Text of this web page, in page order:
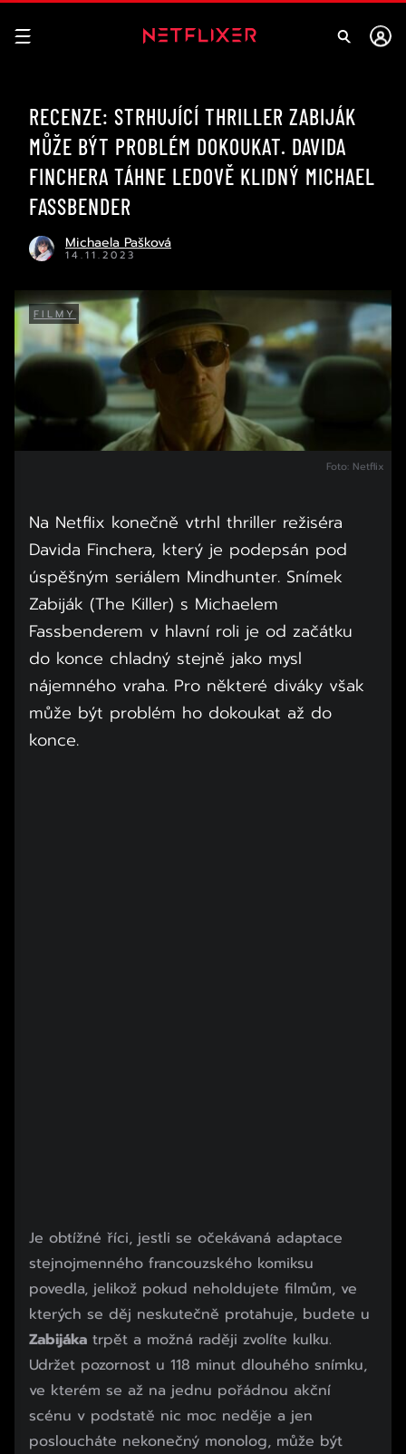
RECENZE: STRHUJÍCÍ THRILLER ZABIJÁK
MŮŽE BÝT PROBLÉM DOKOUKAT. DAVIDA
FINCHERA TÁHNE LEDOVĚ KLIDNÝ MICHAEL
FASSBENDER
Michaela Pašková
14.11.2023
FILMY
Foto: Netflix
Na Netflix konečně vtrhl thriller režiséra
Davida Finchera, který je podepsán pod
úspěšným seriálem Mindhunter. Snímek
Zabiják (The Killer) s Michaelem
Fassbenderem v hlavní roli je od začátku
do konce chladný stejně jako mysl
nájemného vraha. Pro některé diváky však
může být problém ho dokoukat až do
konce.
Je obtížné říci, jestli se očekávaná adaptace
stejnojmenného francouzského komiksu
povedla, jelikož pokud neholdujete filmům, ve
kterých se děj neskutečně protahuje, budete u
Zabijáka trpět a možná raději zvolíte kulku.
Udržet pozornost u 118 minut dlouhého snímku,
ve kterém se až na jednu pořádnou akční
scénu v podstatě nic moc neděje a jen
posloucháte nekonečný monolog, může být